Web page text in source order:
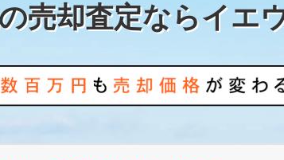
売却査定ならイエ